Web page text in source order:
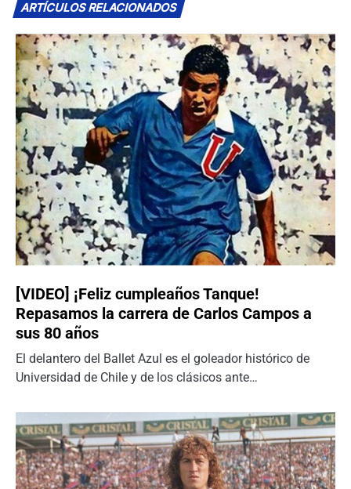
ARTÍCULOS RELACIONADOS
[VIDEO] ¡Feliz cumpleaños Tanque!
Repasamos la carrera de Carlos Campos a
sus 80 años
El delantero del Ballet Azul es el goleador histórico de
Universidad de Chile y de los clásicos ante…